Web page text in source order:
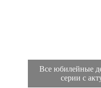
Все юбилейные
серии с